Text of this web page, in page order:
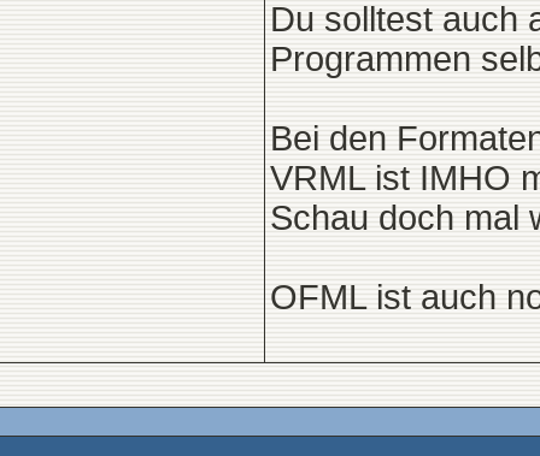
Du solltest auch
Programmen
Bei den
VRML ist IMHO
Schau doch mal
OFML ist auch